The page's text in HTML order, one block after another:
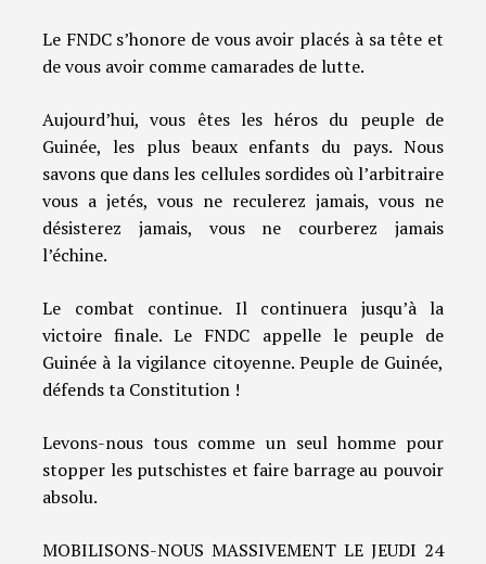
Le FNDC s’honore de vous avoir placés à sa tête et
de vous avoir comme camarades de lutte.
Aujourd’hui, vous êtes les héros du peuple de
Guinée, les plus beaux enfants du pays. Nous
savons que dans les cellules sordides où l’arbitraire
vous a jetés, vous ne reculerez jamais, vous ne
désisterez jamais, vous ne courberez jamais
l’échine.
Le combat continue. Il continuera jusqu’à la
victoire finale. Le FNDC appelle le peuple de
Guinée à la vigilance citoyenne. Peuple de Guinée,
défends ta Constitution !
Levons-nous tous comme un seul homme pour
stopper les putschistes et faire barrage au pouvoir
absolu.
MOBILISONS-NOUS MASSIVEMENT LE JEUDI 24